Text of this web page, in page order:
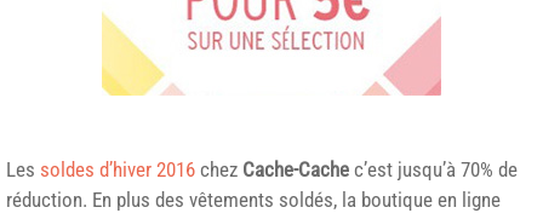
Les soldes d’hiver 2016 chez Cache-Cache c’est jusqu’à 70% de
réduction. En plus des vêtements soldés, la boutique en ligne